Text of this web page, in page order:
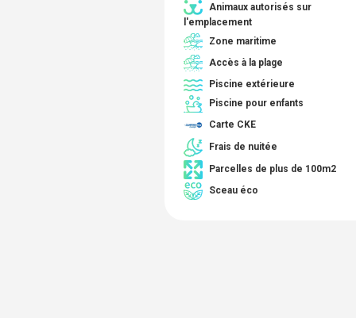
Animaux autorisés sur
l'emplacement
Zone maritime
Accès à la plage
Piscine extérieure
Piscine pour enfants
Carte CKE
Frais de nuitée
Parcelles de plus de 100m2
Sceau éco